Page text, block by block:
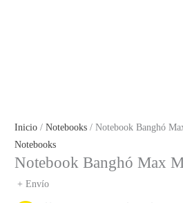
Inicio /Notebooks / Notebook Banghó
Notebooks
Notebook Banghó Max
+ Envío